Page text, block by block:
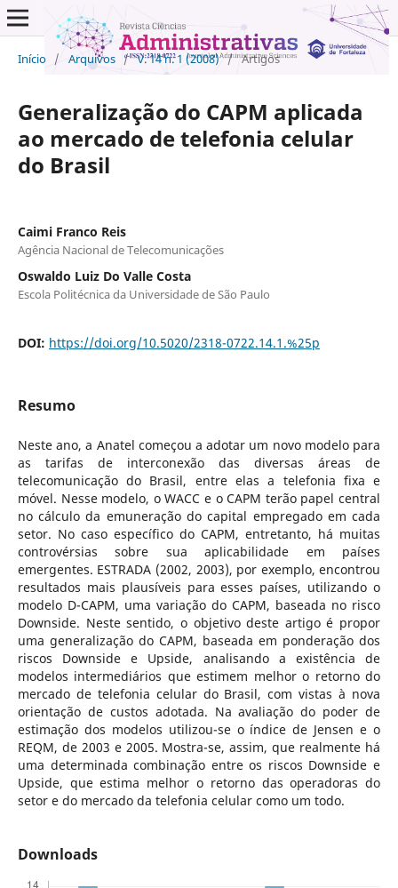
Início / Arquivos / v. 14 n. 1 (2008) / Artigos
Generalização do CAPM aplicada
ao mercado de telefonia celular
do Brasil
Caimi Franco Reis
Agência Nacional de Telecomunicações
Oswaldo Luiz Do Valle Costa
Escola Politécnica da Universidade de São Paulo
DOI: https://doi.org/10.5020/2318-0722.14.1.%25p
Resumo
Neste ano, a Anatel começou a adotar um novo modelo para
as tarifas de interconexão das diversas áreas de
telecomunicação do Brasil, entre elas a telefonia fixa e
móvel. Nesse modelo, o WACC e o CAPM terão papel central
no cálculo da emuneração do capital empregado em cada
setor. No caso específico do CAPM, entretanto, há muitas
controvérsias sobre sua aplicabilidade em países
emergentes. ESTRADA (2002, 2003), por exemplo, encontrou
resultados mais plausíveis para esses países, utilizando o
modelo D-CAPM, uma variação do CAPM, baseada no risco
Downside. Neste sentido, o objetivo deste artigo é propor
uma generalização do CAPM, baseada em ponderação dos
riscos Downside e Upside, analisando a existência de
modelos intermediários que estimem melhor o retorno do
mercado de telefonia celular do Brasil, com vistas à nova
orientação de custos adotada. Na avaliação do poder de
estimação dos modelos utilizou-se o índice de Jensen e o
REQM, de 2003 e 2005. Mostra-se, assim, que realmente há
uma determinada combinação entre os riscos Downside e
Upside, que estima melhor o retorno das operadoras do
setor e do mercado da telefonia celular como um todo.
Downloads